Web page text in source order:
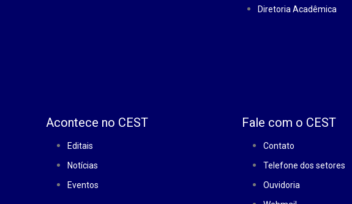
Diretoria Acadêmica
Acontece no CEST
Editais
Notícias
Eventos
Fale com o CEST
Contato
Telefone dos setores
Ouvidoria